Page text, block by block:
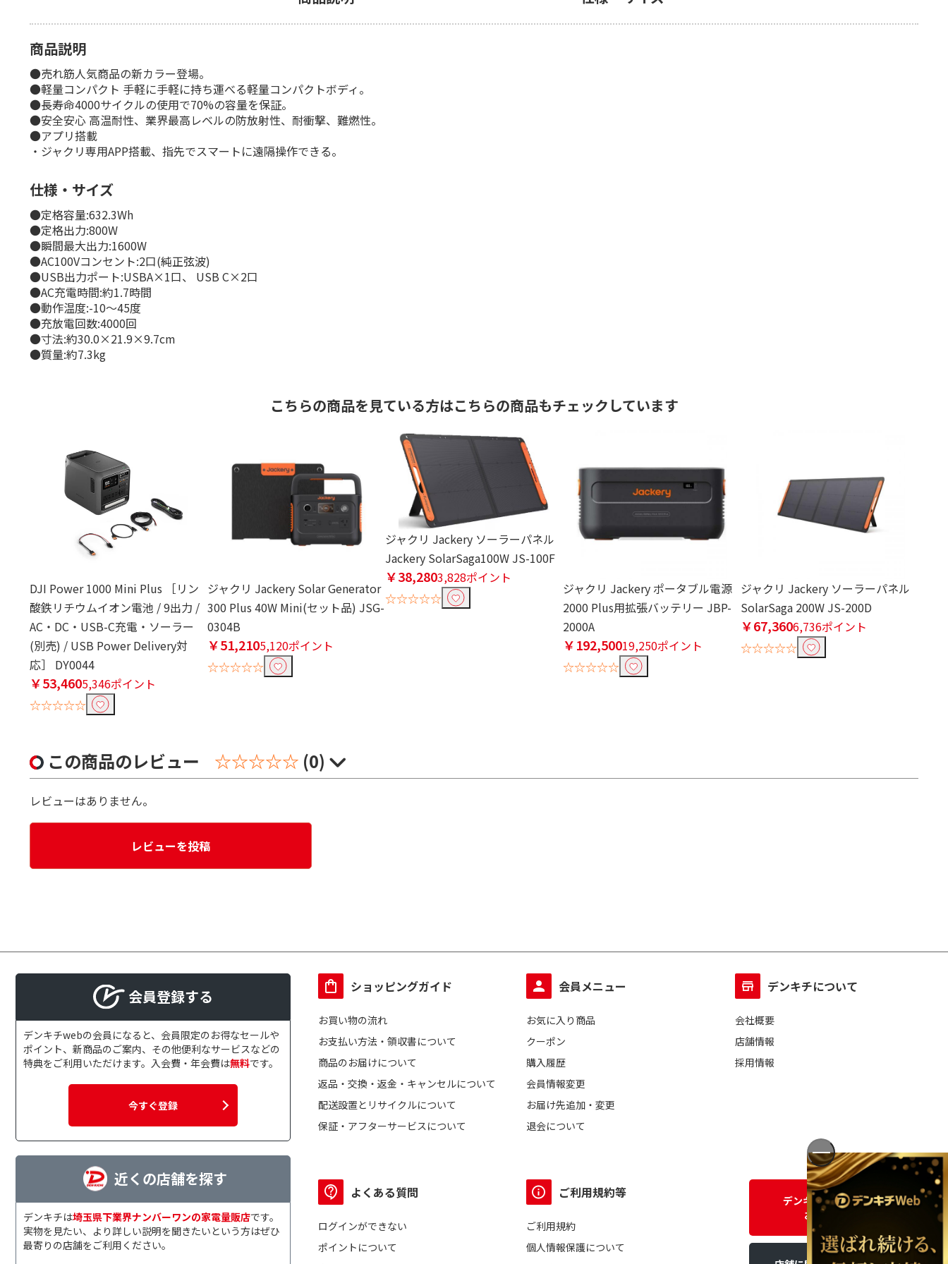
商品説明
●売れ筋人気商品の新カラー登場。
●軽量コンパクト 手軽に手軽に持ち運べる軽量コンパクトボディ。
●長寿命4000サイクルの使用で70%の容量を保証。
●安全安心 高温耐性、業界最高レベルの防放射性、耐衝撃、難燃性。
●アプリ搭載
・ジャクリ専用APP搭載、指先でスマートに遠隔操作できる。
仕様・サイズ
●定格容量:632.3Wh
●定格出力:800W
●瞬間最大出力:1600W
●AC100Vコンセント:2口(純正弦波)
●USB出力ポート:USBA×1口、 USB C×2口
●AC充電時間:約1.7時間
●動作温度:-10〜45度
●充放電回数:4000回
●寸法:約30.0×21.9×9.7cm
●質量:約7.3kg
こちらの商品を見ている方はこちらの商品もチェックしています
DJI Power 1000 Mini Plus ［リン
酸鉄リチウムイオン電池 / 9出力 /
AC・DC・USB-C充電・ソーラー
(別売) / USB Power Delivery対
応］ DY0044
￥53,4605,346ポイント
☆☆☆☆☆
ジャクリ Jackery Solar Generator
300 Plus 40W Mini(セット品) JSG-
0304B
￥51,2105,120ポイント
☆☆☆☆☆
ジャクリ Jackery ソーラーパネル
Jackery SolarSaga100W JS-100F
￥38,2803,828ポイント
☆☆☆☆☆
ジャクリ Jackery ポータブル電源
2000 Plus用拡張バッテリー JBP-
2000A
￥192,50019,250ポイント
☆☆☆☆☆
ジャクリ Jackery ソーラーパネル
SolarSaga 200W JS-200D
￥67,3606,736ポイント
☆☆☆☆☆
この商品のレビュー ☆☆☆☆☆ (0)
レビューはありません。
レビューを投稿
会員登録する
デンキチwebの会員になると、会員限定のお得なセールや
ポイント、新商品のご案内、その他便利なサービスなどの
特典をご利用いただけます。入会費・年会費は無料です。
今すぐ登録
近くの店舗を探す
デンキチは埼玉県下業界ナンバーワンの家電量販店です。
実物を見たい、より詳しい説明を聞きたいという方はぜひ
最寄りの店舗をご利用ください。
ショッピングガイド
お買い物の流れ
お支払い方法・領収書について
商品のお届けについて
返品・交換・返金・キャンセルについて
配送設置とリサイクルについて
保証・アフターサービスについて
会員メニュー
お気に入り商品
クーポン
購入履歴
会員情報変更
お届け先追加・変更
退会について
デンキチについて
会社概要
店舗情報
採用情報
よくある質問
ログインができない
ポイントについて
ご利用規約等
ご利用規約
個人情報保護について
デンキチWEBに関する
お問い合わせ